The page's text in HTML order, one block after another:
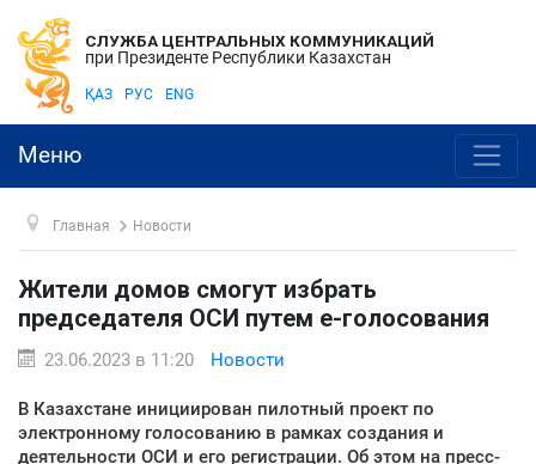
СЛУЖБА ЦЕНТРАЛЬНЫХ КОММУНИКАЦИЙ
при Президенте Республики Казахстан
ҚАЗ РУС ENG
Меню
Главная Новости
Жители домов смогут избрать
председателя ОСИ путем e-голосования
23.06.2023 в 11:20 Новости
В Казахстане инициирован пилотный проект по
электронному голосованию в рамках создания и
деятельности ОСИ и его регистрации. Об этом на пресс-